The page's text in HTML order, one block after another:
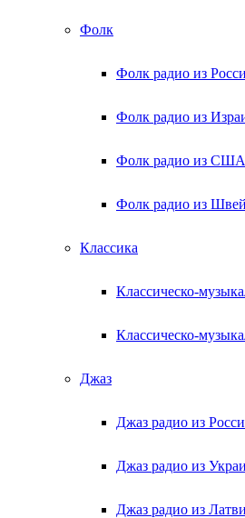
Фолк
Фолк радио из
Фолк радио из
Фолк радио из США
Фолк радио из
Классика
Классическо-
Классическо-
Джаз
Джаз радио из
Джаз радио из
Джаз радио из